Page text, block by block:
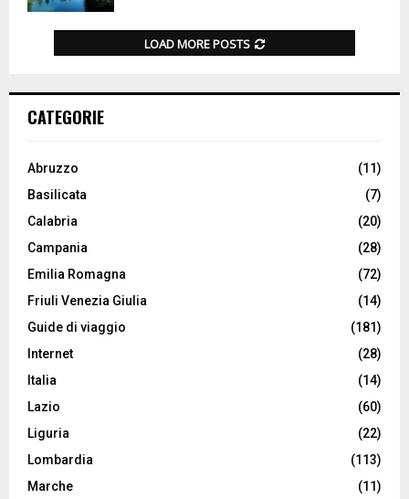
LOAD MORE POSTS
CATEGORIE
Abruzzo
(11)
Basilicata
(7)
Calabria
(20)
Campania
(28)
Emilia Romagna
(72)
Friuli Venezia Giulia
(14)
Guide di viaggio
(181)
Internet
(28)
Italia
(14)
Lazio
(60)
Liguria
(22)
Lombardia
(113)
Marche
(11)